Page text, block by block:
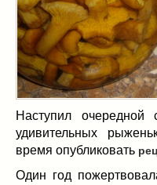
пироги(8)
рецепты теста(2)
торты(12)
без выпечки(5)
хворост(1)
Вкусные полезности(41)
вареное(0)
жареное(3)
запекаем(11)
Наступил очередной
удивительных
время опубликовать
Один год